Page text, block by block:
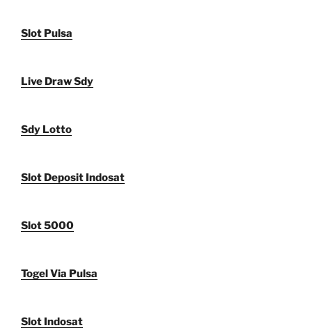
Slot Pulsa
Live Draw Sdy
Sdy Lotto
Slot Deposit Indosat
Slot 5000
Togel Via Pulsa
Slot Indosat